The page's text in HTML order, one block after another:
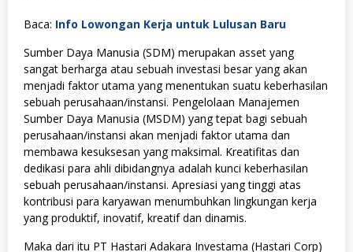
Baca: Info Lowongan Kerja untuk Lulusan Baru
Sumber Daya Manusia (SDM) merupakan asset yang
sangat berharga atau sebuah investasi besar yang akan
menjadi faktor utama yang menentukan suatu keberhasilan
sebuah perusahaan/instansi. Pengelolaan Manajemen
Sumber Daya Manusia (MSDM) yang tepat bagi sebuah
perusahaan/instansi akan menjadi faktor utama dan
membawa kesuksesan yang maksimal. Kreatifitas dan
dedikasi para ahli dibidangnya adalah kunci keberhasilan
sebuah perusahaan/instansi. Apresiasi yang tinggi atas
kontribusi para karyawan menumbuhkan lingkungan kerja
yang produktif, inovatif, kreatif dan dinamis.
Maka dari itu PT Hastari Adakara Investama (Hastari Corp)